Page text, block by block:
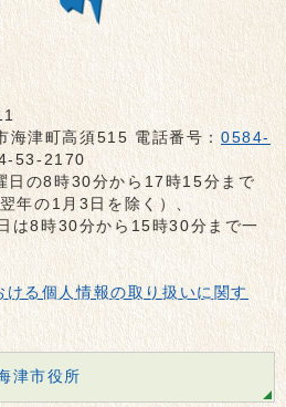
海津町高須515 電話番号：0584-
53-2170
日の8時30分から17時15分まで
年の1月3日を除く）、
は8時30分から15時30分まで一
ける個人情報の取り扱いに関す
津市役所